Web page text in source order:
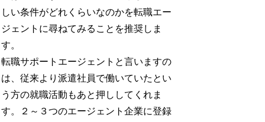
しい条件がどれくらいなのかを転職エー
ジェントに尋ねてみることを推奨しま
す。
転職サポートエージェントと言いますの
は、従来より派遣社員で働いていたとい
う方の就職活動もあと押ししてくれま
す。２～３つのエージェント企業に登録